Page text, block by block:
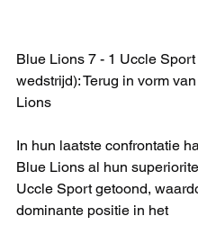
Blue Lions 7 - 1 Uccle
wedstrijd): Terug in vorm
Lions
In hun laatste confrontatie
Blue Lions al hun
Uccle Sport getoond,
dominante positie in het